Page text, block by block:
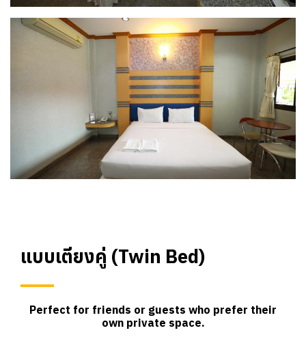
แบบเตียงคู่ (Twin Bed)
Perfect for friends or guests who prefer their
own private space.